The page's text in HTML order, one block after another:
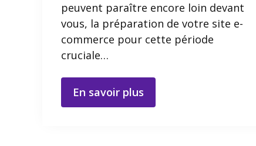
peuvent paraître encore loin devant
vous, la préparation de votre site e-
commerce pour cette période
cruciale…
En savoir plus